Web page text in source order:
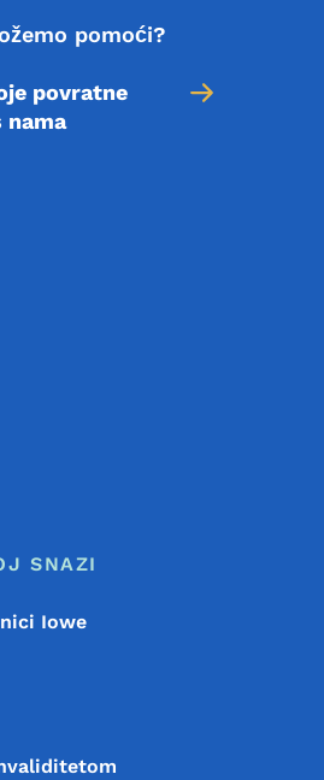
pomoći?
povratne
nama
SNAZI
Iowe